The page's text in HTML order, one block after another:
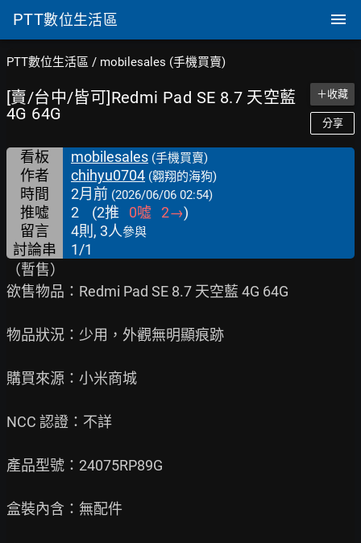
PTT數位生活區
PTT數位生活區 / mobilesales (手機買賣)
[賣/台中/皆可]Redmi Pad SE 8.7 天空藍
4G 64G
＋收藏
分享
看板 mobilesales (手機買賣)
作者 chihyu0704 (翱翔的海狗)
時間 2月前 (2026/06/06 02:54)
推噓 2 (2推 0噓 2→)
留言
4則, 3人參與
討論串
1/1
（暫售）
欲售物品：Redmi Pad SE 8.7 天空藍 4G 64G
物品狀況：少用，外觀無明顯痕跡
購買來源：小米商城
NCC 認證：不詳
產品型號：24075RP89G
盒裝內含：無配件